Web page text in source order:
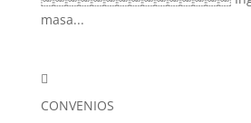
masa...

CONVENIOS